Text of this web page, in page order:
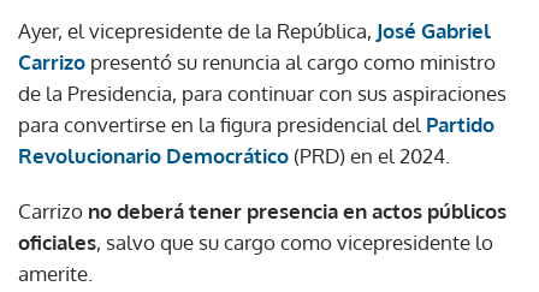
Ayer, el vicepresidente de la República, José Gabriel
Carrizo presentó su renuncia al cargo como ministro
de la Presidencia, para continuar con sus aspiraciones
para convertirse en la figura presidencial del Partido
Revolucionario Democrático (PRD) en el 2024.
Carrizo no deberá tener presencia en actos públicos
oficiales, salvo que su cargo como vicepresidente lo
amerite.